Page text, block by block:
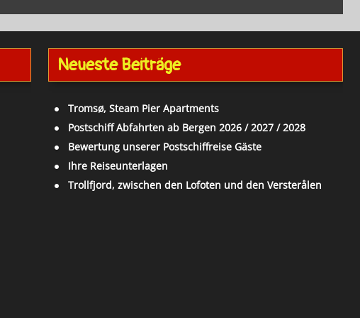
Neueste Beiträge
Tromsø, Steam Pier Apartments
Postschiff Abfahrten ab Bergen 2026 / 2027 / 2028
Bewertung unserer Postschiffreise Gäste
Ihre Reiseunterlagen
Trollfjord, zwischen den Lofoten und den Versterålen